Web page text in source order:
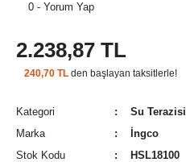
0 - Yorum Yap
2.238,87 TL
240,70 TL den başlayan taksitlerle!
Kategori Su Terazisi
Marka
İngco
Stok Kodu
HSL18100